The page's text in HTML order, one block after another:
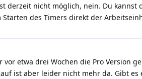
derzeit nicht möglich, nein. Du kannst
Starten des Timers direkt der
vor etwa drei Wochen die Pro Version
ist aber leider nicht mehr da. Gibt